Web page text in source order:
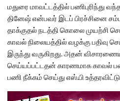
மதுரை மாவட்டத்தில் பணிபுரிந்து
தினேஷ் என்பவர் இடப் பிரச்சினை
தாக்குதல் நடத்தி கொலை முயற்சி
காவல் நிலையத்தில் வழக்கு பதிவு
இருந்து வருகிறது. அதன்
செய்யப்பட்டதன் காரணமாக காவல்
பணி நீக்கம் செய்து எஸ்.பி